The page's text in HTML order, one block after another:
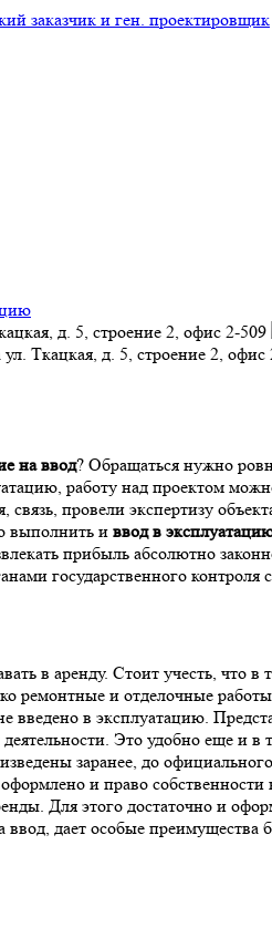
заказчик и ген. проектировщик
д. 5, строение 2, офис 2-509
ул. Ткацкая, д. 5, строение 2, офис
на ввод? Обращаться нужно
работу над проектом
провели экспертизу
выполнить и ввод в
прибыль абсолютно
государственного контроля
в аренду. Стоит учесть, что
ремонтные и отделочные
введено в эксплуатацию.
Это удобно еще
заранее, до
и право
Для этого достаточно и
дает особые